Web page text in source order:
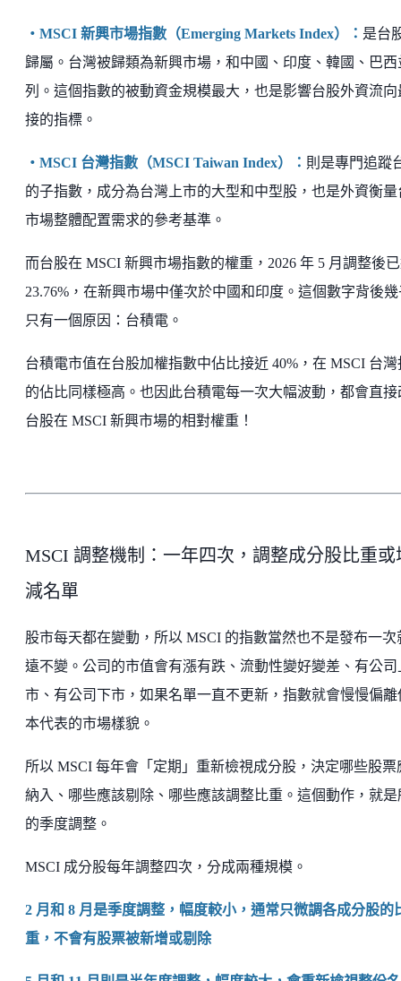
・MSCI 新興市場指數（Emerging Markets Index）： 是台
歸屬。台灣被歸類為新興市場，和中國、印度、韓國、巴西
列。這個指數的被動資金規模最大，也是影響台股外資流向
接的指標。
・MSCI 台灣指數（MSCI Taiwan Index）： 則是專門追蹤
的子指數，成分為台灣上市的大型和中型股，也是外資衡量
市場整體配置需求的參考基準。
而台股在 MSCI 新興市場指數的權重，2026 年 5 月調整後
23.76%，在新興市場中僅次於中國和印度。這個數字背後
只有一個原因：台積電。
台積電市值在台股加權指數中佔比接近 40%，在 MSCI 台灣
的佔比同樣極高。也因此台積電每一次大幅波動，都會直接
台股在 MSCI 新興市場的相對權重！
MSCI 調整機制：一年四次，調整成分股比重或
減名單
股市每天都在變動，所以 MSCI 的指數當然也不是發布一次
遠不變。公司的市值會有漲有跌、流動性變好變差、有公司
市、有公司下市，如果名單一直不更新，指數就會慢慢偏離
本代表的市場樣貌。
所以 MSCI 每年會「定期」重新檢視成分股，決定哪些股票
納入、哪些應該剔除、哪些應該調整比重。這個動作，就是
的季度調整。
MSCI 成分股每年調整四次，分成兩種規模。
2 月和 8 月是季度調整，幅度較小，通常只微調各成分股的
重，不會有股票被新增或剔除